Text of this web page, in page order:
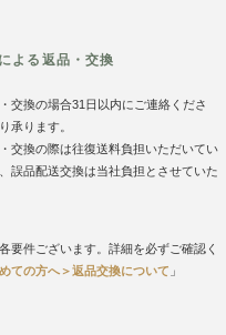
よる返品・交換
交換の場合31日以内にご連絡くださ
承ります。
交換の際は往復送料負担いただいてい
誤品配送交換は当社負担とさせていた
要件ございます。詳細を必ずご確認く
ての方へ＞返品交換について 」